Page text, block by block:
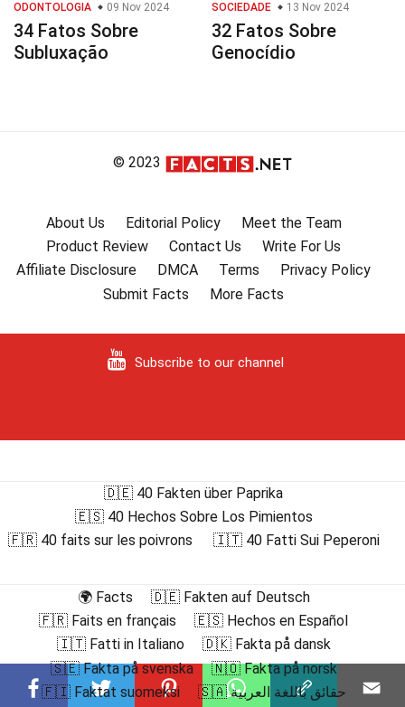
ODONTOLOGIA 09 Nov 2024
34 Fatos Sobre
Subluxação
SOCIEDADE 13 Nov 2024
32 Fatos Sobre
Genocídio
© 2023
About Us Editorial Policy
Meet the Team
Product Review
Contact Us
Write For Us
Affiliate Disclosure
DMCA Terms
Privacy Policy
Submit Facts
More Facts
Subscribe to our channel
🇩🇪 40 Fakten über Paprika
🇪🇸 40 Hechos Sobre Los Pimientos
🇫🇷 40 faits sur les poivrons
🇮🇹 40 Fatti Sui Peperoni
🌍 Facts
🇩🇪 Fakten auf Deutsch
🇫🇷 Faits en français
🇪🇸 Hechos en Español
🇮🇹 Fatti in Italiano
🇩🇰 Fakta på dansk
🇸🇪 Fakta på svenska
🇳🇴 Fakta på norsk
🇫🇮 Faktat suomeksi
🇸🇦 حقائق باللغة العربية